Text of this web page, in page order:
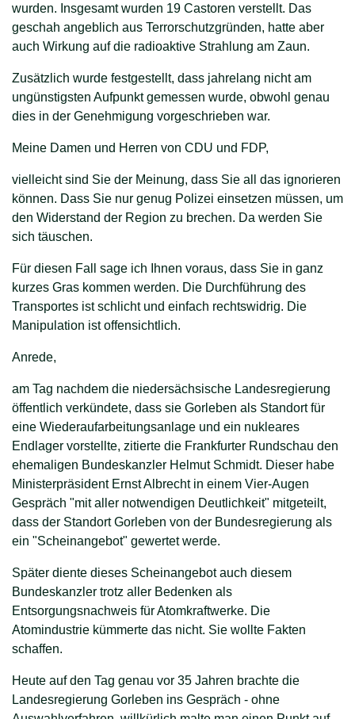
wurden. Insgesamt wurden 19 Castoren verstellt. Das
geschah angeblich aus Terrorschutzgründen, hatte aber
auch Wirkung auf die radioaktive Strahlung am Zaun.
Zusätzlich wurde festgestellt, dass jahrelang nicht am
ungünstigsten Aufpunkt gemessen wurde, obwohl genau
dies in der Genehmigung vorgeschrieben war.
Meine Damen und Herren von CDU und FDP,
vielleicht sind Sie der Meinung, dass Sie all das ignorieren
können. Dass Sie nur genug Polizei einsetzen müssen, um
den Widerstand der Region zu brechen. Da werden Sie
sich täuschen.
Für diesen Fall sage ich Ihnen voraus, dass Sie in ganz
kurzes Gras kommen werden. Die Durchführung des
Transportes ist schlicht und einfach rechtswidrig. Die
Manipulation ist offensichtlich.
Anrede,
am Tag nachdem die niedersächsische Landesregierung
öffentlich verkündete, dass sie Gorleben als Standort für
eine Wiederaufarbeitungsanlage und ein nukleares
Endlager vorstellte, zitierte die Frankfurter Rundschau den
ehemaligen Bundeskanzler Helmut Schmidt. Dieser habe
Ministerpräsident Ernst Albrecht in einem Vier-Augen
Gespräch "mit aller notwendigen Deutlichkeit" mitgeteilt,
dass der Standort Gorleben von der Bundesregierung als
ein "Scheinangebot" gewertet werde.
Später diente dieses Scheinangebot auch diesem
Bundeskanzler trotz aller Bedenken als
Entsorgungsnachweis für Atomkraftwerke. Die
Atomindustrie kümmerte das nicht. Sie wollte Fakten
schaffen.
Heute auf den Tag genau vor 35 Jahren brachte die
Landesregierung Gorleben ins Gespräch - ohne